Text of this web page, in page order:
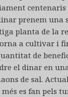
centenaris
prenem una
planta de la
a cultivar i
de
el dinar en
de sal.
es fan pels